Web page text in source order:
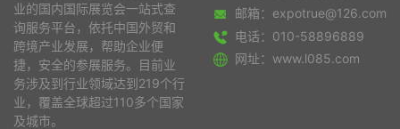
业的国内国际展览会一站式查
询服务平台，依托中国外贸和
跨境产业发展，帮助企业便
捷，安全的参展服务。目前业
务涉及到行业领域达到219个行
业，覆盖全球超过110多个国家
及城市。
邮箱：expotrue@126.com
电话：010-58896889
网址：www.l085.com